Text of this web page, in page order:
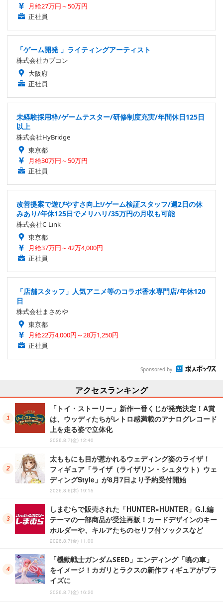
月給27万円～50万円
正社員
「ゲーム開発 」ライティングアーティスト
株式会社カプコン
大阪府
正社員
未経験採用枠/ゲームテスター/研修制度充実/年間休日125日
以上
株式会社HyBridge
東京都
月給30万円～50万円
正社員
改善提案で遊びやすさ向上!/ゲーム検証スタッフ/週2日の休
みあり/年休125日でメリハリ/35万円の月収も可能
株式会社C-Link
東京都
月給37万円～42万4,000円
正社員
「店舗スタッフ」人気アニメ等のコラボ香水専門店/年休120
日
株式会社まさめや
東京都
月給22万4,000円～28万1,250円
正社員
Sponsored by
アクセスランキング
「トイ・ストーリー」新作一番くじが発売決定！A賞
は、ウッディたちがレトロ感満載のアナログレコード
上を走る姿で立体化
2026.8.7(金) 12:40
太ももにも目が惹かれるウェディング姿のライザ！
フィギュア「ライザ（ライザリン・シュタウト）ウェ
ディングStyle」が8月7日より予約受付開始
2026.8.6(木) 19:15
しまむらで販売された「HUNTER×HUNTER」G.I.編
テーマの一部商品が受注再販！カードデザインのキー
ホルダーや、キルアたちのセリフ付ソックスなど
2026.8.7(金) 11:00
「機動戦士ガンダムSEED」エンディング「暁の車」
をイメージ！カガリとラクスの新作フィギュアがプラ
イズに
2026.8.7(金) 16:20